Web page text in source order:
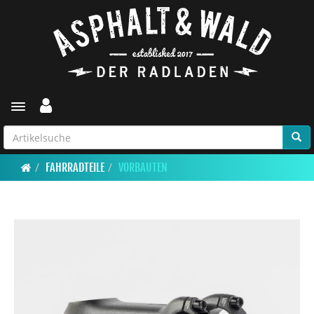
Toggle navigation
FAHRRADTEILE VORBAUTEN